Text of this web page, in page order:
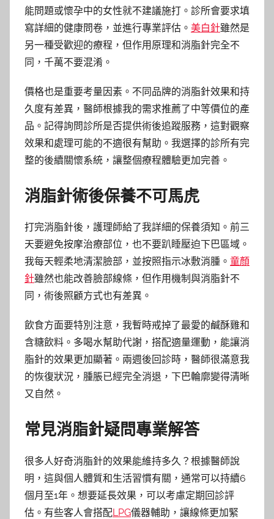
能問題或懷孕中的女性就不建議施打。診所會要求填
寫詳細的健康問卷，並進行專業評估。 美白針雖然是
另一種受歡迎的療程，但作用原理和消脂針完全不
同，千萬不要混淆。
價格也是重要考量因素。不同品牌的消脂針效果和持
久度有差異，醫師根據我的需求推薦了中等價位的產
品。記得詢問診所是否提供術後追蹤服務，這對觀察
效果和處理可能的不適很有幫助。我選擇的診所有完
整的後續關懷系統，讓整個療程體驗更加完善。
消脂針術後保養不可馬虎
打完消脂針後，護理師給了我詳細的保養須知。前三
天要避免按摩治療部位，也不要趴睡壓迫下巴區域。
我每天輕柔地清潔臉部，並按照指示冰敷消腫。 童顏
針雖然也能改善臉部線條，但作用機制與消脂針不
同，術後照顧方式也有差異。
飲食方面要特別注意，我暫時戒掉了最愛的鹹酥雞和
含糖飲料。多喝水幫助代謝，搭配適量運動，能讓消
脂針的效果更加顯著。兩週後回診時，醫師很滿意我
的恢復狀況，腫脹已經完全消退，下巴輪廓變得清晰
又自然。
常見消脂針疑問專業解答
很多人好奇消脂針的效果能維持多久？根據醫師說
明，這與個人體質和生活習慣有關，通常可以持續6
個月至1年。想要延長效果，可以考慮定期回診評
估。有些客人會搭配LPG儀器輔助，讓線條更加緊